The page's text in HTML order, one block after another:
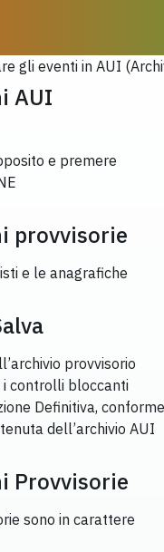
gli eventi in AUI
AUI
e premere
provvisorie
e le anagrafiche
provvisorio
controlli bloccanti
Definitiva, conforme
dell’archivio AUI
Provvisorie
sono in carattere